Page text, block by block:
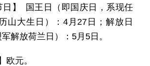
日】 国王日（即国庆日，系现任
山大生日）：4月27日；解放日
军解放荷兰日）：5月5日。
欧元。